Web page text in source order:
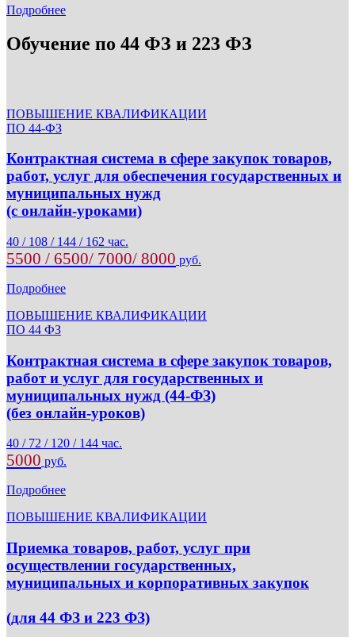
Подробнее
Обучение по 44 ФЗ и 223 ФЗ
ПОВЫШЕНИЕ КВАЛИФИКАЦИИ
ПО 44-ФЗ
Контрактная система в сфере закупок товаров,
работ, услуг для обеспечения государственных и
муниципальных нужд
(с онлайн-уроками)
40 / 108 / 144 / 162 час.
5500 / 6500/ 7000/ 8000 руб.
Подробнее
ПОВЫШЕНИЕ КВАЛИФИКАЦИИ
ПО 44 ФЗ
Контрактная система в сфере закупок товаров,
работ и услуг для государственных и
муниципальных нужд (44-ФЗ)
(без онлайн-уроков)
40 / 72 / 120 / 144 час.
5000 руб.
Подробнее
ПОВЫШЕНИЕ КВАЛИФИКАЦИИ
Приемка товаров, работ, услуг при
осуществлении государственных,
муниципальных и корпоративных закупок
(для 44 ФЗ и 223 ФЗ)